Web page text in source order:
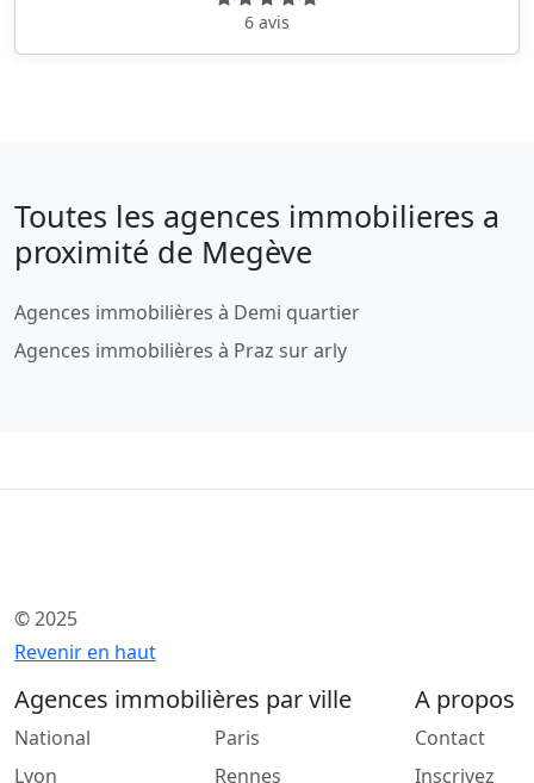
6 avis
Toutes les agences immobilieres a
proximité de Megève
Agences immobilières à Demi quartier
Agences immobilières à Praz sur arly
© 2025
Revenir en haut
Agences immobilières par ville
National
Lyon
Paris
Rennes
A propos
Contact
Inscrivez